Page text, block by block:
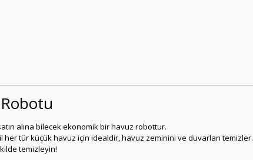
alına bilecek ekonomik bir havuz robottur.
tür küçük havuz için idealdir, havuz zeminini ve duvarları temizler.
temizleyin!